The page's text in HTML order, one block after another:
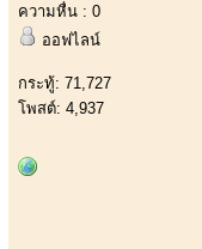
ความหื่น : 0
ออฟไลน์
กระทู้: 71,727
โพสต์: 4,937